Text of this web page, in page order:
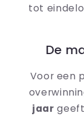
tot
De
Voor een
jaar